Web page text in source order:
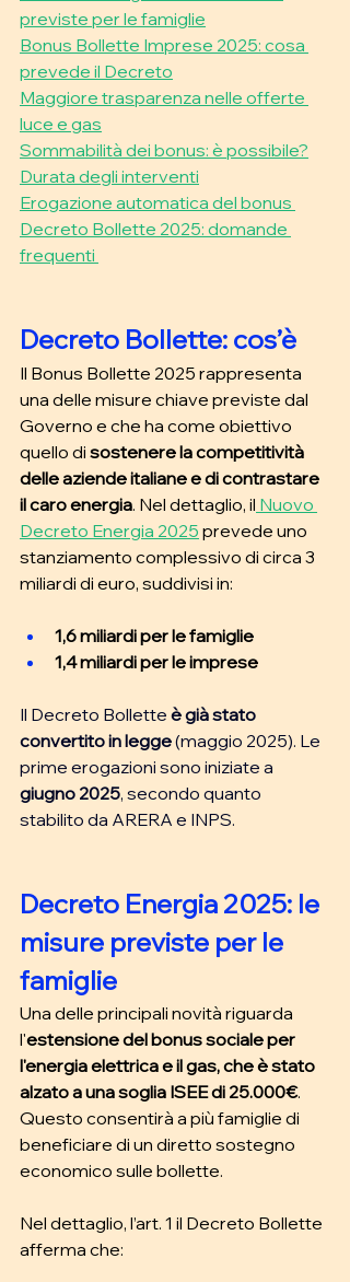
previste per le famiglie
Bonus Bollette Imprese 2025: cosa
prevede il Decreto
Maggiore trasparenza nelle offerte
luce e gas
Sommabilità dei bonus: è possibile?
Durata degli interventi
Erogazione automatica del bonus
Decreto Bollette 2025: domande
frequenti
Decreto Bollette: cos’è
Il Bonus Bollette 2025 rappresenta
una delle misure chiave previste dal
Governo e che ha come obiettivo
quello di sostenere la competitività
delle aziende italiane e di contrastare
il caro energia. Nel dettaglio, il Nuovo
Decreto Energia 2025 prevede uno
stanziamento complessivo di circa 3
miliardi di euro, suddivisi in:
1,6 miliardi per le famiglie
1,4 miliardi per le imprese
Il Decreto Bollette è già stato
convertito in legge (maggio 2025). Le
prime erogazioni sono iniziate a
giugno 2025, secondo quanto
stabilito da ARERA e INPS.
Decreto Energia 2025: le
misure previste per le
famiglie
Una delle principali novità riguarda
l'estensione del bonus sociale per
l'energia elettrica e il gas, che è stato
alzato a una soglia ISEE di 25.000€.
Questo consentirà a più famiglie di
beneficiare di un diretto sostegno
economico sulle bollette.
Nel dettaglio, l’art. 1 il Decreto Bollette
afferma che: